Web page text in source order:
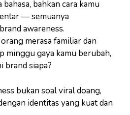
bahasa, bahkan cara kamu
— semuanya
awareness.
merasa familiar dan
minggu gaya kamu berubah,
brand siapa?
bukan soal viral doang,
identitas yang kuat dan